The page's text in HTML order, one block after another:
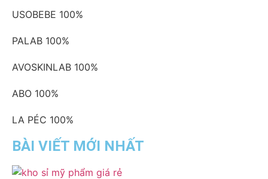
USOBEBE 100%
PALAB 100%
AVOSKINLAB 100%
ABO 100%
LA PÉC 100%
BÀI VIẾT MỚI NHẤT